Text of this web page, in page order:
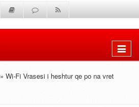
Shfaq
» Wi-Fi Vrasesi i heshtur qe po na vret